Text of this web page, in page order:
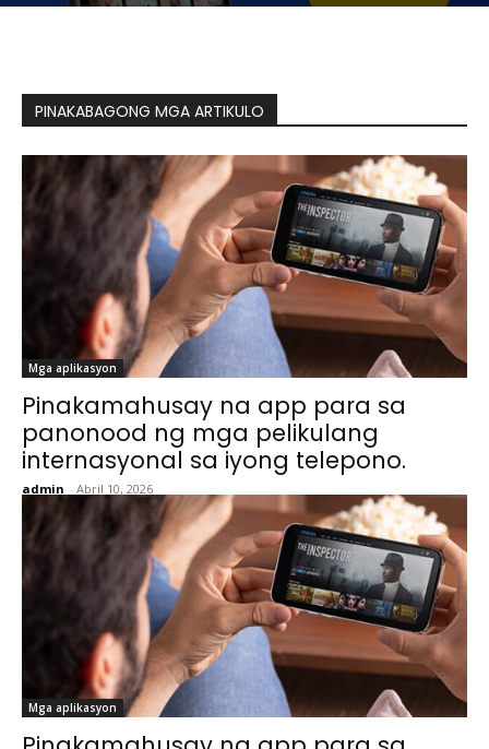
PINAKABAGONG MGA ARTIKULO
Mga aplikasyon
Pinakamahusay na app para sa
panonood ng mga pelikulang
internasyonal sa iyong telepono.
admin - Abril 10, 2026
Mga aplikasyon